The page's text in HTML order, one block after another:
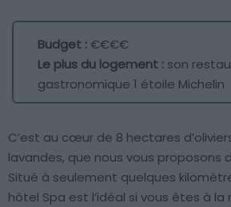
Budget :€€€€
Le plus du logement : son
gastronomique 1 étoile Michelin
C’est au cœur de 8 hectares
lavandes, que nous vous proposons
Situé à seulement quelques
hôtel Spa est l’idéal si vous êtes à la